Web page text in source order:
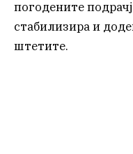
погодените
стабилизира и
штетите.